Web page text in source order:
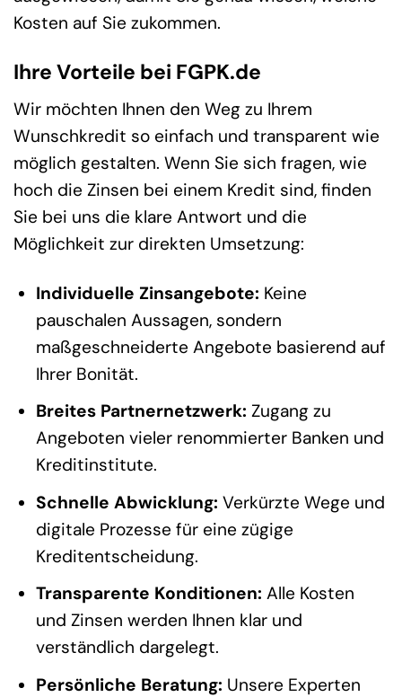
Kosten auf Sie zukommen.
Ihre Vorteile bei FGPK.de
Wir möchten Ihnen den Weg zu Ihrem
Wunschkredit so einfach und transparent wie
möglich gestalten. Wenn Sie sich fragen, wie
hoch die Zinsen bei einem Kredit sind, finden
Sie bei uns die klare Antwort und die
Möglichkeit zur direkten Umsetzung:
Individuelle Zinsangebote: Keine
pauschalen Aussagen, sondern
maßgeschneiderte Angebote basierend auf
Ihrer Bonität.
Breites Partnernetzwerk: Zugang zu
Angeboten vieler renommierter Banken und
Kreditinstitute.
Schnelle Abwicklung: Verkürzte Wege und
digitale Prozesse für eine zügige
Kreditentscheidung.
Transparente Konditionen: Alle Kosten
und Zinsen werden Ihnen klar und
verständlich dargelegt.
Persönliche Beratung: Unsere Experten